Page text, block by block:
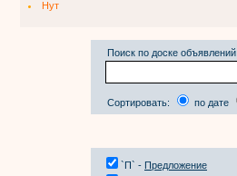
Нут
Поиск по доске объявлений
Сортировать: по дате
`П` - Предложение